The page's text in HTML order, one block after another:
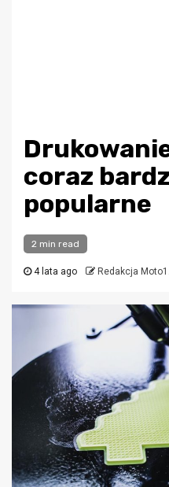
coraz
popularne
2 min read
4 lata ago Redakcja